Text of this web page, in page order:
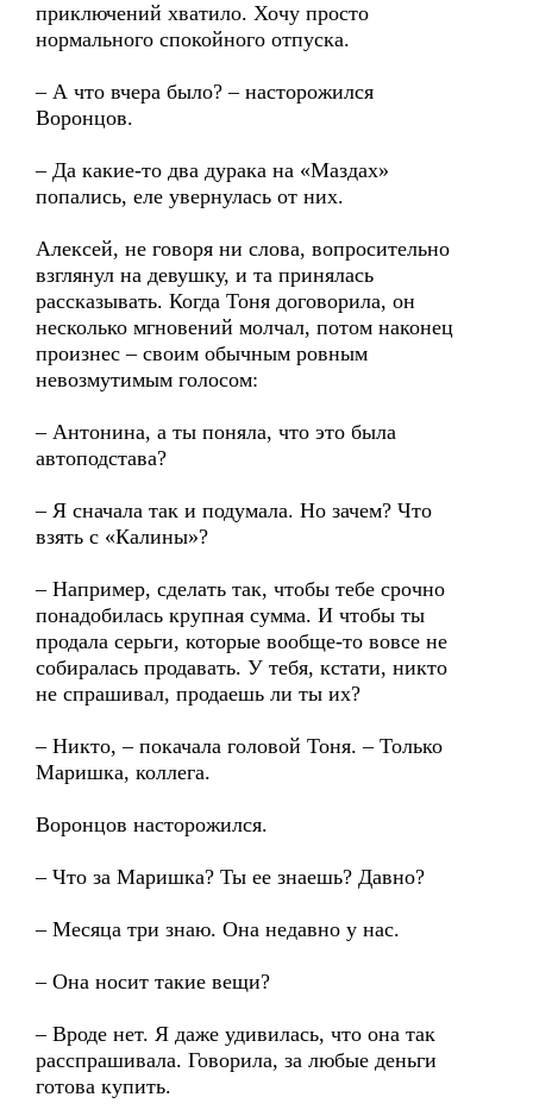
приключений хватило. Хочу просто
нормального спокойного отпуска.
– А что вчера было? – насторожился
Воронцов.
– Да какие-то два дурака на «Маздах»
попались, еле увернулась от них.
Алексей, не говоря ни слова, вопросительно
взглянул на девушку, и та принялась
рассказывать. Когда Тоня договорила, он
несколько мгновений молчал, потом наконец
произнес – своим обычным ровным
невозмутимым голосом:
– Антонина, а ты поняла, что это была
автоподстава?
– Я сначала так и подумала. Но зачем? Что
взять с «Калины»?
– Например, сделать так, чтобы тебе срочно
понадобилась крупная сумма. И чтобы ты
продала серьги, которые вообще-то вовсе не
собиралась продавать. У тебя, кстати, никто
не спрашивал, продаешь ли ты их?
– Никто, – покачала головой Тоня. – Только
Маришка, коллега.
Воронцов насторожился.
– Что за Маришка? Ты ее знаешь? Давно?
– Месяца три знаю. Она недавно у нас.
– Она носит такие вещи?
– Вроде нет. Я даже удивилась, что она так
расспрашивала. Говорила, за любые деньги
готова купить.